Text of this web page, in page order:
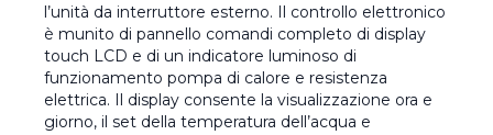
l’unità da interruttore esterno. Il controllo elettronico
è munito di pannello comandi completo di display
touch LCD e di un indicatore luminoso di
funzionamento pompa di calore e resistenza
elettrica. Il display consente la visualizzazione ora e
giorno, il set della temperatura dell’acqua e